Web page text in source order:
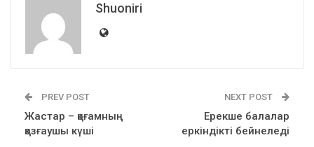
Shuoniri
PREV POST
Жастар – қоғамның
қозғаушы күші
NEXT POST
Ерекше балалар
еркіндікті бейнеледі